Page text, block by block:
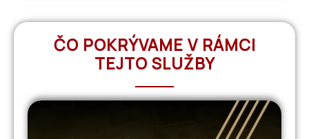
ČO POKRÝVAME V RÁMCI
TEJTO SLUŽBY